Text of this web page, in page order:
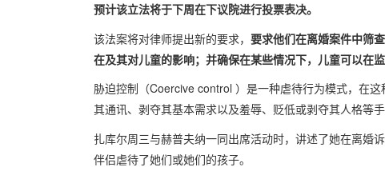
预计该立法将于下周在下议院进行投票表决。
该法案将对律师提出新的要求， 要求他们在离婚案件中筛
在及其对儿童的影响；并确保在某些情况下，儿童可以在
胁迫控制（Coercive control ）是一种虐待行为模式，在
其通讯、剥夺其基本需求以及羞辱、贬低或剥夺其人格等手
扎库尔周三与赫普夫纳一同出席活动时，讲述了她在离婚
伴侣虐待了她们或她们的孩子。